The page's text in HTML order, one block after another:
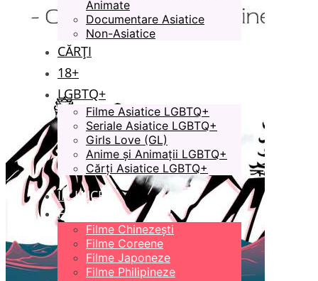
Animate
Documentare Asiatice
Non-Asiatice
CĂRȚI
18+
LGBTQ+
Filme Asiatice LGBTQ+
Seriale Asiatice LGBTQ+
Girls Love (GL)
Anime și Animații LGBTQ+
Cărți Asiatice LGBTQ+
ÎN LUCRU
FILME
Filme Chinezești
Filme Coreene
Filme Japoneze
Filme Philipineze